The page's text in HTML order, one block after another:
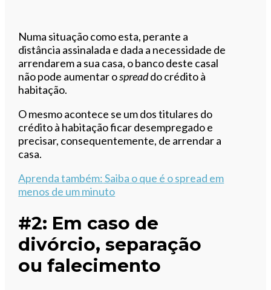
Numa situação como esta, perante a
distância assinalada e dada a necessidade de
arrendarem a sua casa, o banco deste casal
não pode aumentar ospreaddo crédito à
habitação.
O mesmo acontece se um dos titulares do
crédito à habitação ficar desempregado e
precisar, consequentemente, de arrendar a
casa.
Aprenda também:Saiba o que é o spread em
menos de um minuto
#2: Em caso de
divórcio, separação
ou falecimento